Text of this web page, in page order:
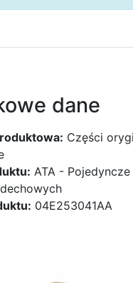
dane
Części
ATA -
04E253041AA